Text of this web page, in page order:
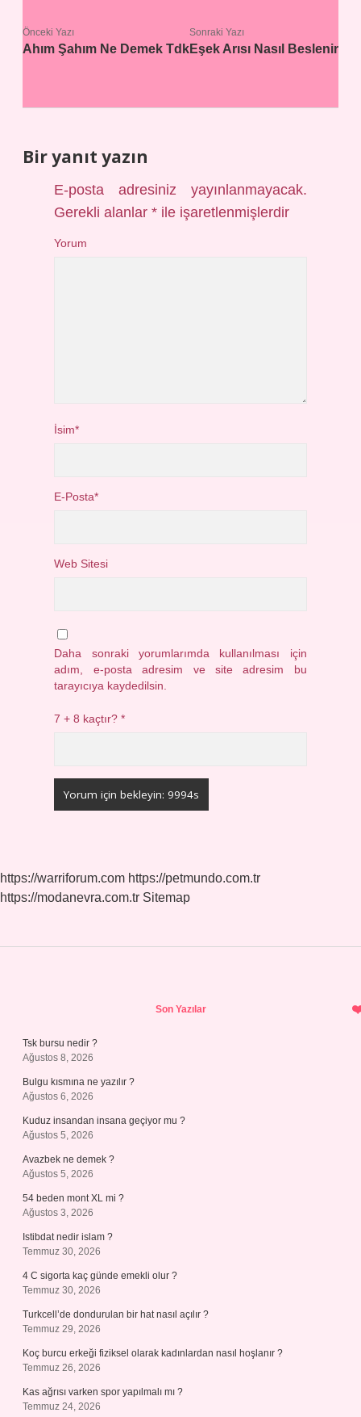
Önceki Yazı
Ahım Şahım Ne Demek Tdk
Sonraki Yazı
Eşek Arısı Nasıl Beslenir
Bir yanıt yazın
E-posta adresiniz yayınlanmayacak.
Gerekli alanlar* ile işaretlenmişlerdir
Yorum
İsim*
E-Posta*
Web Sitesi
Daha sonraki yorumlarımda kullanılması için
adım, e-posta adresim ve site adresim bu
tarayıcıya kaydedilsin.
7 + 8 kaçtır?*
https://warriforum.com https://petmundo.com.tr
https://modanevra.com.tr Sitemap
Son Yazılar
Tsk bursu nedir ?
Ağustos 8, 2026
Bulgu kısmına ne yazılır ?
Ağustos 6, 2026
Kuduz insandan insana geçiyor mu ?
Ağustos 5, 2026
Avazbek ne demek ?
Ağustos 5, 2026
54 beden mont XL mi ?
Ağustos 3, 2026
Istibdat nedir islam ?
Temmuz 30, 2026
4 C sigorta kaç günde emekli olur ?
Temmuz 30, 2026
Turkcell’de dondurulan bir hat nasıl açılır ?
Temmuz 29, 2026
Koç burcu erkeği fiziksel olarak kadınlardan nasıl hoşlanır ?
Temmuz 26, 2026
Kas ağrısı varken spor yapılmalı mı ?
Temmuz 24, 2026